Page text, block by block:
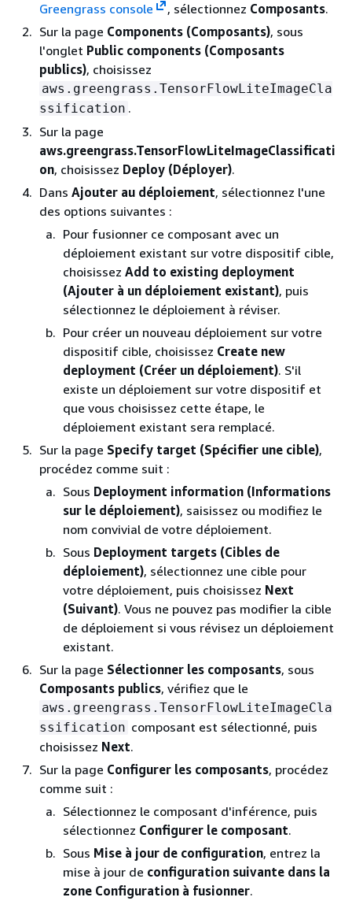
Greengrass console
, sélectionnez Composants.
Sur la page Components (Composants), sous
l'onglet Public components (Composants
publics), choisissez
aws.greengrass.TensorFlowLiteImageCla
ssification .
Sur la page
aws.greengrass.TensorFlowLiteImageClassificati
on, choisissez Deploy (Déployer).
Dans Ajouter au déploiement, sélectionnez l'une
des options suivantes :
Pour fusionner ce composant avec un
déploiement existant sur votre dispositif cible,
choisissez Add to existing deployment
(Ajouter à un déploiement existant), puis
sélectionnez le déploiement à réviser.
Pour créer un nouveau déploiement sur votre
dispositif cible, choisissez Create new
deployment (Créer un déploiement). S'il
existe un déploiement sur votre dispositif et
que vous choisissez cette étape, le
déploiement existant sera remplacé.
Sur la page Specify target (Spécifier une cible),
procédez comme suit :
Sous Deployment information (Informations
sur le déploiement), saisissez ou modifiez le
nom convivial de votre déploiement.
Sous Deployment targets (Cibles de
déploiement), sélectionnez une cible pour
votre déploiement, puis choisissez Next
(Suivant). Vous ne pouvez pas modifier la cible
de déploiement si vous révisez un déploiement
existant.
Sur la page Sélectionner les composants, sous
Composants publics, vérifiez que le
aws.greengrass.TensorFlowLiteImageCla
ssification composant est sélectionné, puis
choisissez Next.
Sur la page Configurer les composants, procédez
comme suit :
Sélectionnez le composant d'inférence, puis
sélectionnez Configurer le composant.
Sous Mise à jour de configuration, entrez la
mise à jour de configuration suivante dans la
zone Configuration à fusionner.